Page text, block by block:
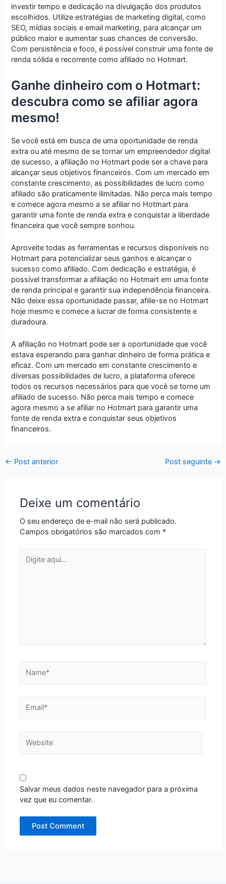
investir tempo e dedicação na divulgação dos produtos
escolhidos. Utilize estratégias de marketing digital, como
SEO, mídias sociais e email marketing, para alcançar um
público maior e aumentar suas chances de conversão.
Com persistência e foco, é possível construir uma fonte de
renda sólida e recorrente como afiliado no Hotmart.
Ganhe dinheiro com o Hotmart:
descubra como se afiliar agora
mesmo!
Se você está em busca de uma oportunidade de renda
extra ou até mesmo de se tornar um empreendedor digital
de sucesso, a afiliação no Hotmart pode ser a chave para
alcançar seus objetivos financeiros. Com um mercado em
constante crescimento, as possibilidades de lucro como
afiliado são praticamente ilimitadas. Não perca mais tempo
e comece agora mesmo a se afiliar no Hotmart para
garantir uma fonte de renda extra e conquistar a liberdade
financeira que você sempre sonhou.
Aproveite todas as ferramentas e recursos disponíveis no
Hotmart para potencializar seus ganhos e alcançar o
sucesso como afiliado. Com dedicação e estratégia, é
possível transformar a afiliação no Hotmart em uma fonte
de renda principal e garantir sua independência financeira.
Não deixe essa oportunidade passar, afilie-se no Hotmart
hoje mesmo e comece a lucrar de forma consistente e
duradoura.
A afiliação no Hotmart pode ser a oportunidade que você
estava esperando para ganhar dinheiro de forma prática e
eficaz. Com um mercado em constante crescimento e
diversas possibilidades de lucro, a plataforma oferece
todos os recursos necessários para que você se torne um
afiliado de sucesso. Não perca mais tempo e comece
agora mesmo a se afiliar no Hotmart para garantir uma
fonte de renda extra e conquistar seus objetivos
financeiros.
← Post anterior Post seguinte →
Deixe um comentário
O seu endereço de e-mail não será publicado.
Campos obrigatórios são marcados com *
aqui...
Salvar meus dados neste navegador para a próxima
vez que eu comentar.